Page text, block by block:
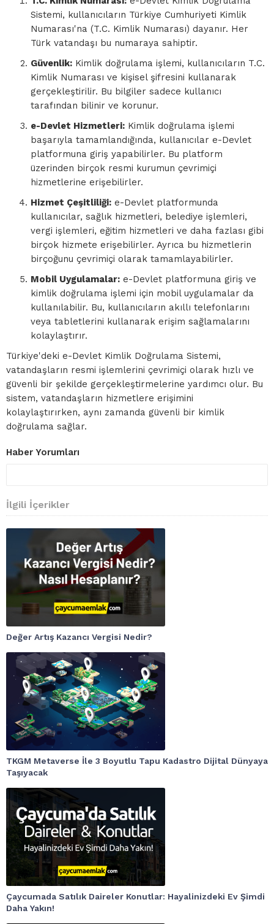
Sistemi, kullanıcıların Türkiye Cumhuriyeti Kimlik
Numarası'na (T.C. Kimlik Numarası) dayanır. Her
Türk vatandaşı bu numaraya sahiptir.
Güvenlik: Kimlik doğrulama işlemi, kullanıcıların T.C.
Kimlik Numarası ve kişisel şifresini kullanarak
gerçekleştirilir. Bu bilgiler sadece kullanıcı
tarafından bilinir ve korunur.
e-Devlet Hizmetleri: Kimlik doğrulama işlemi
başarıyla tamamlandığında, kullanıcılar e-Devlet
platformuna giriş yapabilirler. Bu platform
üzerinden birçok resmi kurumun çevrimiçi
hizmetlerine erişebilirler.
Hizmet Çeşitliliği: e-Devlet platformunda
kullanıcılar, sağlık hizmetleri, belediye işlemleri,
vergi işlemleri, eğitim hizmetleri ve daha fazlası gibi
birçok hizmete erişebilirler. Ayrıca bu hizmetlerin
birçoğunu çevrimiçi olarak tamamlayabilirler.
Mobil Uygulamalar: e-Devlet platformuna giriş ve
kimlik doğrulama işlemi için mobil uygulamalar da
kullanılabilir. Bu, kullanıcıların akıllı telefonlarını
veya tabletlerini kullanarak erişim sağlamalarını
kolaylaştırır.
Türkiye'deki e-Devlet Kimlik Doğrulama Sistemi,
vatandaşların resmi işlemlerini çevrimiçi olarak hızlı ve
güvenli bir şekilde gerçekleştirmelerine yardımcı olur. Bu
sistem, vatandaşların hizmetlere erişimini
kolaylaştırırken, aynı zamanda güvenli bir kimlik
doğrulama sağlar.
Haber Yorumları
İlgili İçerikler
Değer Artış Kazancı Vergisi Nedir?
TKGM Metaverse İle 3 Boyutlu Tapu Kadastro Dijital Dünyaya
Taşıyacak
Çaycumada Satılık Daireler Konutlar: Hayalinizdeki Ev Şimdi
Daha Yakın!